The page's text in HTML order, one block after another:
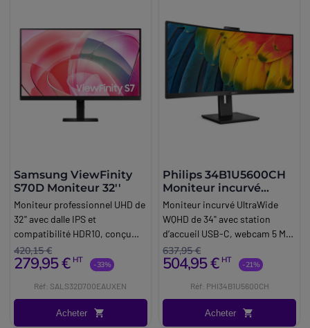
Samsung ViewFinity
S70D Moniteur 32''
Moniteur professionnel UHD de
32'' avec dalle IPS et
compatibilité HDR10, conçu
pour offrir un espace de travail
étendu et une grande précision
environnements
420,15 €
279,95 € HT -33%
Réf: SALS32D700EAUXEN
Acheter
Philips 34B1U5600CH
Moniteur incurvé
WQHD USB-C
Moniteur incurvé UltraWide
WQHD de 34'' avec station
d’accueil USB-C, webcam 5 MP
et KVM intégré pour une
productivité avancée.
637,95 €
504,95 € HT -21%
Réf: PHI34B1U5600CH
Acheter